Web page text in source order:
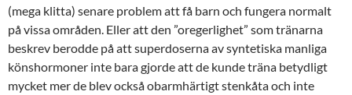
(mega klitta) senare problem att få barn och fungera normalt
på vissa områden. Eller att den ”oregerlighet” som tränarna
beskrev berodde på att superdoserna av syntetiska manliga
könshormoner inte bara gjorde att de kunde träna betydligt
mycket mer de blev också obarmhärtigt stenkåta och inte